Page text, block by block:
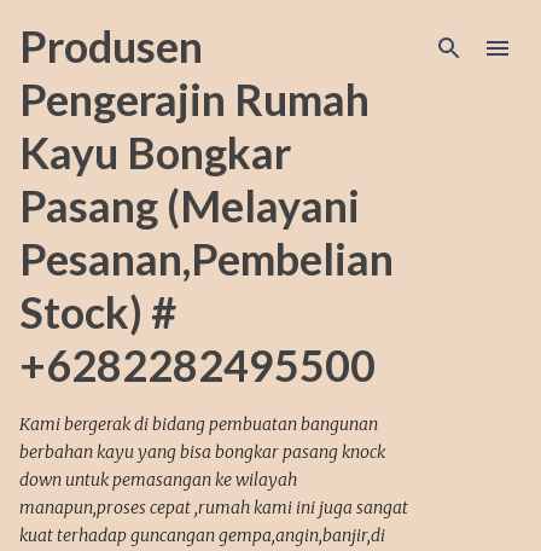
Produsen
Pengerajin Rumah
Kayu Bongkar
Pasang (Melayani
Pesanan,Pembelian
Stock) #
+6282282495500
Kami bergerak di bidang pembuatan bangunan
berbahan kayu yang bisa bongkar pasang knock
down untuk pemasangan ke wilayah
manapun,proses cepat ,rumah kami ini juga sangat
kuat terhadap guncangan gempa,angin,banjir,di